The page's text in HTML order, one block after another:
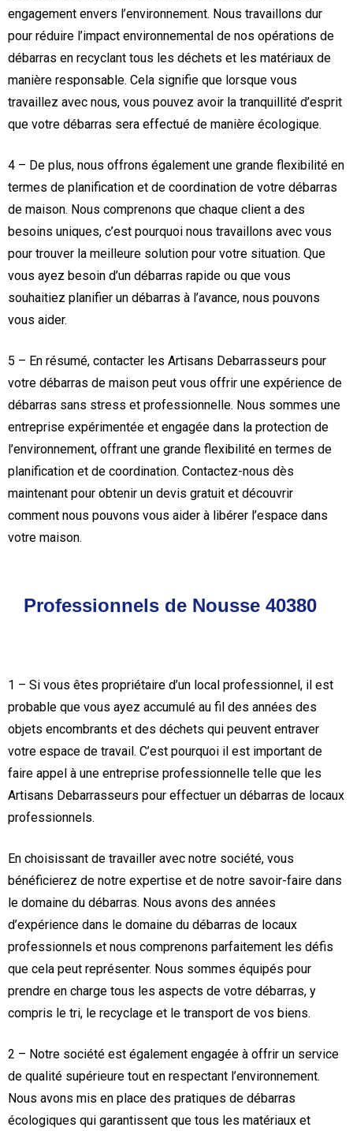
engagement envers l’environnement. Nous travaillons dur
pour réduire l’impact environnemental de nos opérations de
débarras en recyclant tous les déchets et les matériaux de
manière responsable. Cela signifie que lorsque vous
travaillez avec nous, vous pouvez avoir la tranquillité d’esprit
que votre débarras sera effectué de manière écologique.
4 – De plus, nous offrons également une grande flexibilité en
termes de planification et de coordination de votre débarras
de maison. Nous comprenons que chaque client a des
besoins uniques, c’est pourquoi nous travaillons avec vous
pour trouver la meilleure solution pour votre situation. Que
vous ayez besoin d’un débarras rapide ou que vous
souhaitiez planifier un débarras à l’avance, nous pouvons
vous aider.
5 – En résumé, contacter les Artisans Debarrasseurs pour
votre débarras de maison peut vous offrir une expérience de
débarras sans stress et professionnelle. Nous sommes une
entreprise expérimentée et engagée dans la protection de
l’environnement, offrant une grande flexibilité en termes de
planification et de coordination. Contactez-nous dès
maintenant pour obtenir un devis gratuit et découvrir
comment nous pouvons vous aider à libérer l’espace dans
votre maison.
Professionnels de Nousse 40380
1 – Si vous êtes propriétaire d’un local professionnel, il est
probable que vous ayez accumulé au fil des années des
objets encombrants et des déchets qui peuvent entraver
votre espace de travail. C’est pourquoi il est important de
faire appel à une entreprise professionnelle telle que les
Artisans Debarrasseurs pour effectuer un débarras de locaux
professionnels.
En choisissant de travailler avec notre société, vous
bénéficierez de notre expertise et de notre savoir-faire dans
le domaine du débarras. Nous avons des années
d’expérience dans le domaine du débarras de locaux
professionnels et nous comprenons parfaitement les défis
que cela peut représenter. Nous sommes équipés pour
prendre en charge tous les aspects de votre débarras, y
compris le tri, le recyclage et le transport de vos biens.
2 – Notre société est également engagée à offrir un service
de qualité supérieure tout en respectant l’environnement.
Nous avons mis en place des pratiques de débarras
écologiques qui garantissent que tous les matériaux et